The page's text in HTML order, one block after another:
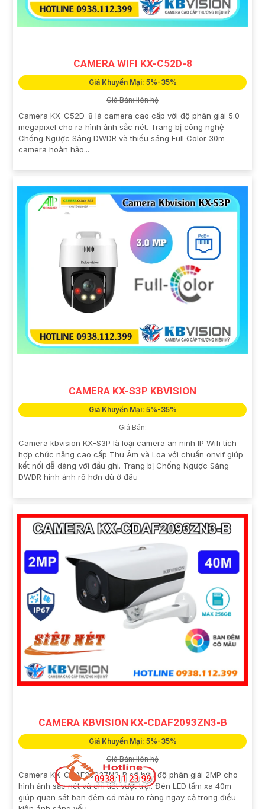
CAMERA WIFI KX-C52D-8
Giá Khuyến Mại: 5%-35%
Giá Bán: liên hệ
Camera KX-C52D-8 là camera cao cấp với độ phân giải 5.0
megapixel cho ra hình ảnh sắc nét. Trang bị công nghệ
Chống Ngược Sáng DWDR và thiếu sáng Full Color 30m
camera hoàn hảo...
CAMERA KX-S3P KBVISION
Giá Khuyến Mại: 5%-35%
Giá Bán:
Camera kbvision KX-S3P là loại camera an ninh IP Wifi tích
hợp chức năng cao cấp Thu Âm và Loa với chuẩn onvif giúp
kết nối dễ dàng với đầu ghi. Trang bị Chống Ngược Sáng
DWDR hình ảnh rõ hơn dù ở đâu
CAMERA KBVISION KX-CDAF2093ZN3-B
Giá Khuyến Mại: 5%-35%
Giá Bán: liên hệ
Camera KX-CDAF2093ZN3-B sở hữu độ phân giải 2MP cho
hình ảnh sắc nét và chi tiết vượt trội. Đèn LED tầm xa 40m
giúp quan sát ban đêm có màu rõ ràng ngay cả trong điều